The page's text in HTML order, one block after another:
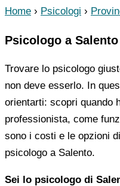
Home › Psicologi ›
Psicologo a Salento
Trovare lo psicologo
non deve esserlo. In
orientarti: scopri quando
professionista, come
sono i costi e le opzioni
psicologo a Salento.
Sei lo psicologo di